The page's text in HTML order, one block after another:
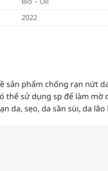
2022
sản phẩm chống rạn nứt
sử dụng sp để làm mờ
da, sẹo, da sần sùi, da